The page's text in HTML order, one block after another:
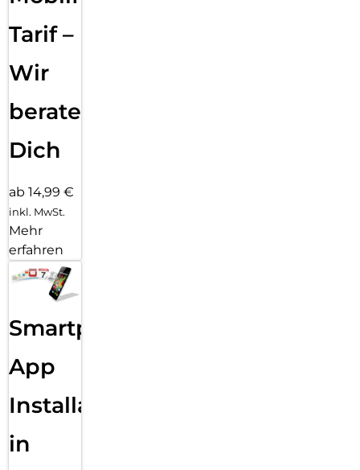
Tarif –
Wir
beraten
Dich
ab 14,99 €
inkl. MwSt.
Mehr
erfahren
Smartphone
App
Installation
in